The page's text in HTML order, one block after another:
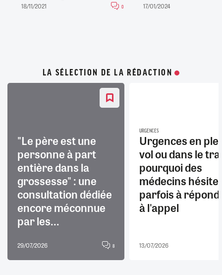
18/11/2021 0 17/01/2024
LA SÉLECTION DE LA RÉDACTION
"Le père est une
personne à part
entière dans la
grossesse" : une
consultation dédiée
encore méconnue
par les...
29/07/2026 8
URGENCES
Urgences en
vol ou dans le
pourquoi des
médecins
parfois à
à l'appel
13/07/2026